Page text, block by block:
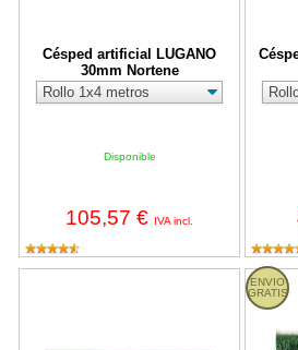
Césped artificial LUGANO
30mm Nortene
Disponible
105,57 € IVA incl.
Césped artificial LUBECK PRO 15mm
ENVIO
GRATIS